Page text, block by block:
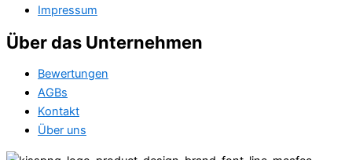
Impressum
Über das Unternehmen
Bewertungen
AGBs
Kontakt
Über uns